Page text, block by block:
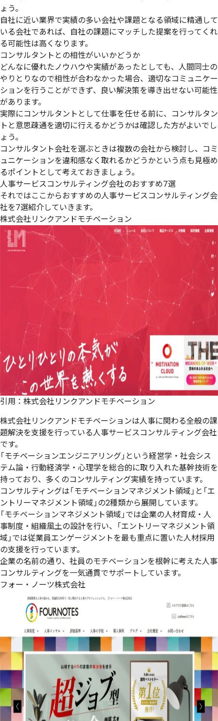
ょう。
自社に近い業界で実績の多い会社や課題となる領域に精通して
いる会社であれば、自社の課題にマッチした提案を行ってくれ
る可能性は高くなります。
コンサルタントとの相性がいいかどうか
どんなに優れたノウハウや実績があったとしても、人間同士の
やりとりなので相性が合わなかった場合、適切なコミュニケー
ションを行うことができず、良い解決策を導き出せない可能性
があります。
実際にコンサルタントとして仕事を任せる前に、コンサルタン
トと意思疎通を適切に行えるかどうかは確認した方がよいでし
ょう。
コンサルタント会社を選ぶときは複数の会社から検討し、コミ
ュニケーションを違和感なく取れるかどうかという点も見極め
るポイントとして考えておきましょう。
人事サービスコンサルティング会社のおすすめ7選
それではここからおすすめの人事サービスコンサルティング会
社を7選紹介していきます。
株式会社リンクアンドモチベーション
引用： 株式会社リンクアンドモチベーション
株式会社リンクアンドモチベーションは人事に関わる全般の課
題解決を支援を行っている人事サービスコンサルティング会社
です。
「モチベーションエンジニアリング」という経営学・社会シス
テム論・行動経済学・心理学を総合的に取り入れた基幹技術を
持っており、多くのコンサルティング実績を持っています。
コンサルティングは「モチベーションマネジメント領域」と「エ
ントリーマネジメント領域」の2種類から展開しています。
「モチベーションマネジメント領域」では企業の人材育成・人
事制度・組織風土の設計を行い、「エントリーマネジメント領
域」では従業員エンゲージメントを最も重点に置いた人材採用
の支援を行っています。
企業の名前の通り、社員のモチベーションを根幹に考えた人事
コンサルティングを一気通貫でサポートしています。
フォー・ノーツ株式会社